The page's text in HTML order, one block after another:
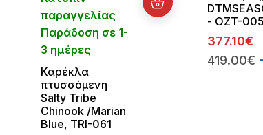
παραγγελίας
Παράδοση σε 1-
3 ημέρες
Καρέκλα
πτυσσόμενη
Salty Tribe
Chinook /Marian
Blue, TRI-061
- OZT-
377.10€
419.00€